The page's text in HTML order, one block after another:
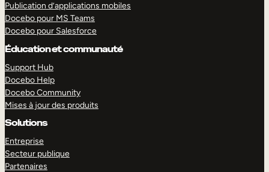
Publication d’applications mobiles
Docebo pour MS Teams
Docebo pour Salesforce
Éducation et communauté
Support Hub
Docebo Help
Docebo Community
Mises à jour des produits
Solutions
Entreprise
Secteur publique
Partenaires